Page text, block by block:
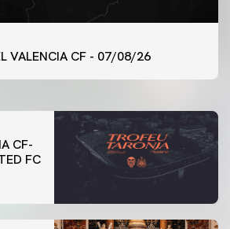
VALENCIA CF - 07/08/26
VALENCIA CF 7/8/2026
CF-
FC